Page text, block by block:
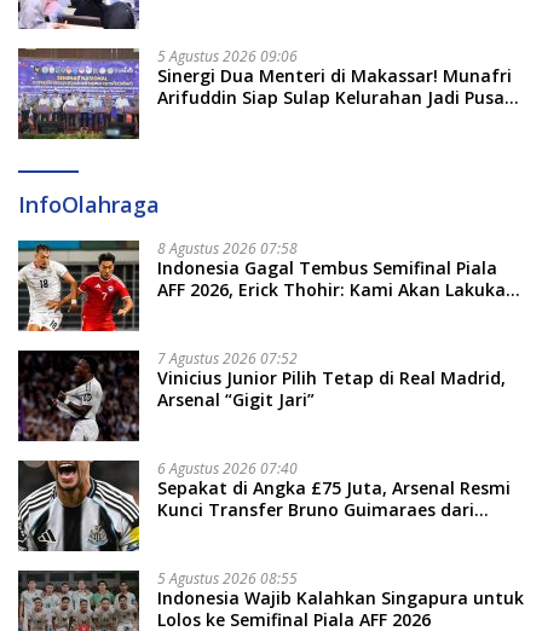
5 Agustus 2026 09:06
Sinergi Dua Menteri di Makassar! Munafri
Arifuddin Siap Sulap Kelurahan Jadi Pusat
InfoOlahraga
8 Agustus 2026 07:58
Indonesia Gagal Tembus Semifinal Piala
AFF 2026, Erick Thohir: Kami Akan Lakukan
7 Agustus 2026 07:52
Vinicius Junior Pilih Tetap di Real Madrid,
Arsenal “Gigit Jari”
6 Agustus 2026 07:40
Sepakat di Angka £75 Juta, Arsenal Resmi
Kunci Transfer Bruno Guimaraes dari
5 Agustus 2026 08:55
Indonesia Wajib Kalahkan Singapura untuk
Lolos ke Semifinal Piala AFF 2026